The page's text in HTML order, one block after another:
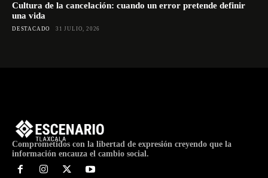
Cultura de la cancelación: cuando un error pretende definir
una vida
DESTACADO 31 JULIO, 2026
Comprometidos con la libertad de expresión creyendo que la
información encauza el cambio social.